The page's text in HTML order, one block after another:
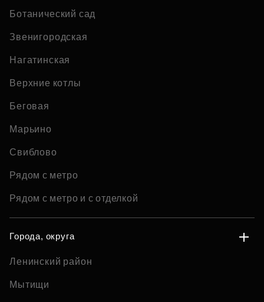
Ботанический сад
Звенигородская
Нагатинская
Верхние котлы
Беговая
Марьино
Свиблово
Рядом с метро
Рядом с метро и с отделкой
Города, округа
Ленинский район
Мытищи